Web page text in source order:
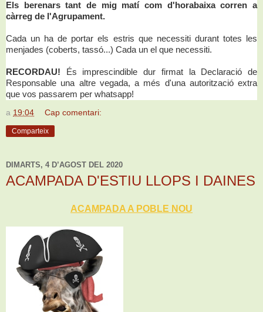
Els berenars tant de mig matí com d'horabaixa corren a
càrreg de l'Agrupament.
Cada un ha de portar els estris que necessiti durant totes les
menjades (coberts, tassó...) Cada un el que necessiti.
RECORDAU!
És imprescindible dur firmat la Declaració de
Responsable una altre vegada, a més d'una autorització extra
que vos passarem per whatsapp!
a 19:04 Cap comentari:
Comparteix
DIMARTS, 4 D’AGOST DEL 2020
ACAMPADA D'ESTIU LLOPS I DAINES
ACAMPADA A POBLE NOU